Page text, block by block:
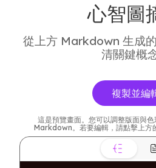
心智圖
從上方 Markdown 生成
清關鍵概念
複製並編
這是預覽畫面。您可以調整版面與
Markdown。若要編輯，請點擊上方